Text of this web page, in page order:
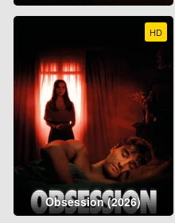
HD
Obsession (2026)